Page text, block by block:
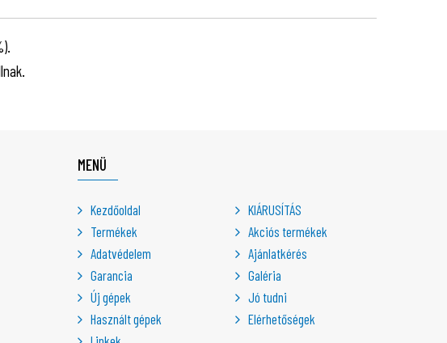
MENÜ
Kezdőoldal
Termékek
Adatvédelem
Garancia
Új gépek
Használt gépek
KIÁRUSÍTÁS
Akciós termékek
Ajánlatkérés
Galéria
Jó tudni
Elérhetőségek